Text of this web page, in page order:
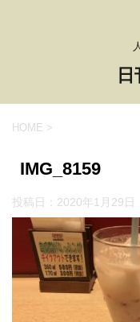
HOME >
IMG_8159
投稿日： 2020年1月29日